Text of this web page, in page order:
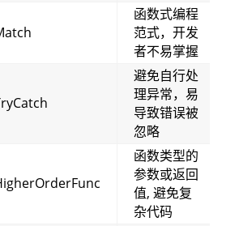
函数式编程
范式，开发
者不易掌握
避免自行处
理异常，易
导致错误被
忽略
函数类型的
参数或返回
值, 避免复
杂代码